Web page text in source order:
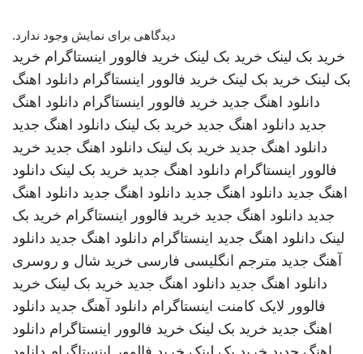
دیدگاهی برای نمایش وجود ندارد.
خرید بک لینک خرید بک لینک خرید فالوور اینستاگرام خرید
بک لینک خرید بک لینک خرید فالوور اینستاگرام دانلود اهنگ
دانلود اهنگ جدید خرید فالوور اینستاگرام دانلود اهنگ
جدید دانلود اهنگ جدید خرید بک لینک دانلود اهنگ جدید
دانلود اهنگ جدید خرید بک لینک دانلود اهنگ جدید خرید
فالوور اینستاگرام دانلود اهنگ جدید خرید بک لینک دانلود
اهنگ جدید دانلود اهنگ جدید دانلود اهنگ جدید دانلود اهنگ
جدید دانلود اهنگ جدید خرید فالوور اینستاگرام خرید بک
لینک دانلود اهنگ جدید اینستاگرام دانلود اهنگ جدید دانلود
آهنگ جدید مترجم انگلیسی فارسی خرید شال و روسری
دانلود اهنگ جدید دانلود اهنگ جدید خرید بک لینک خرید
فالوور لایک کامنت اینستاگرام دانلود آهنگ جدید دانلود
اهنگ جدید خرید بک لینک خرید فالوور اینستاگرام دانلود